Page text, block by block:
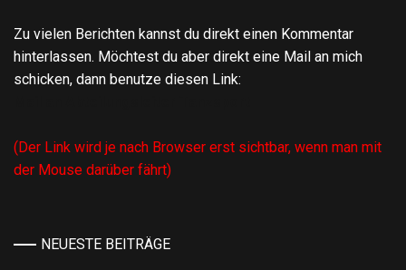
Zu vielen Berichten kannst du direkt einen Kommentar
hinterlassen. Möchtest du aber direkt eine Mail an mich
schicken, dann benutze diesen Link:
(Der Link wird je nach Browser erst sichtbar, wenn man mit
der Mouse darüber fährt)
NEUESTE BEITRÄGE